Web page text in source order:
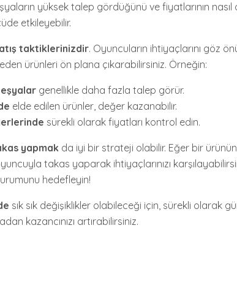
yüksek talep gördüğünü ve fiyatlarının
etkileyebilir.
taktiklerinizdir. Oyuncuların ihtiyaçlarını göz
ürünleri ön plana çıkarabilirsiniz. Örneğin:
genellikle daha fazla talep görür.
elde edilen ürünler, değer kazanabilir.
sürekli olarak fiyatları kontrol edin.
yapmak da iyi bir strateji olabilir. Eğer bir
takas yaparak ihtiyaçlarınızı
hedefleyin!
sık sık değişiklikler olabileceği için, sürekli olarak
kazancınızı artırabilirsiniz.